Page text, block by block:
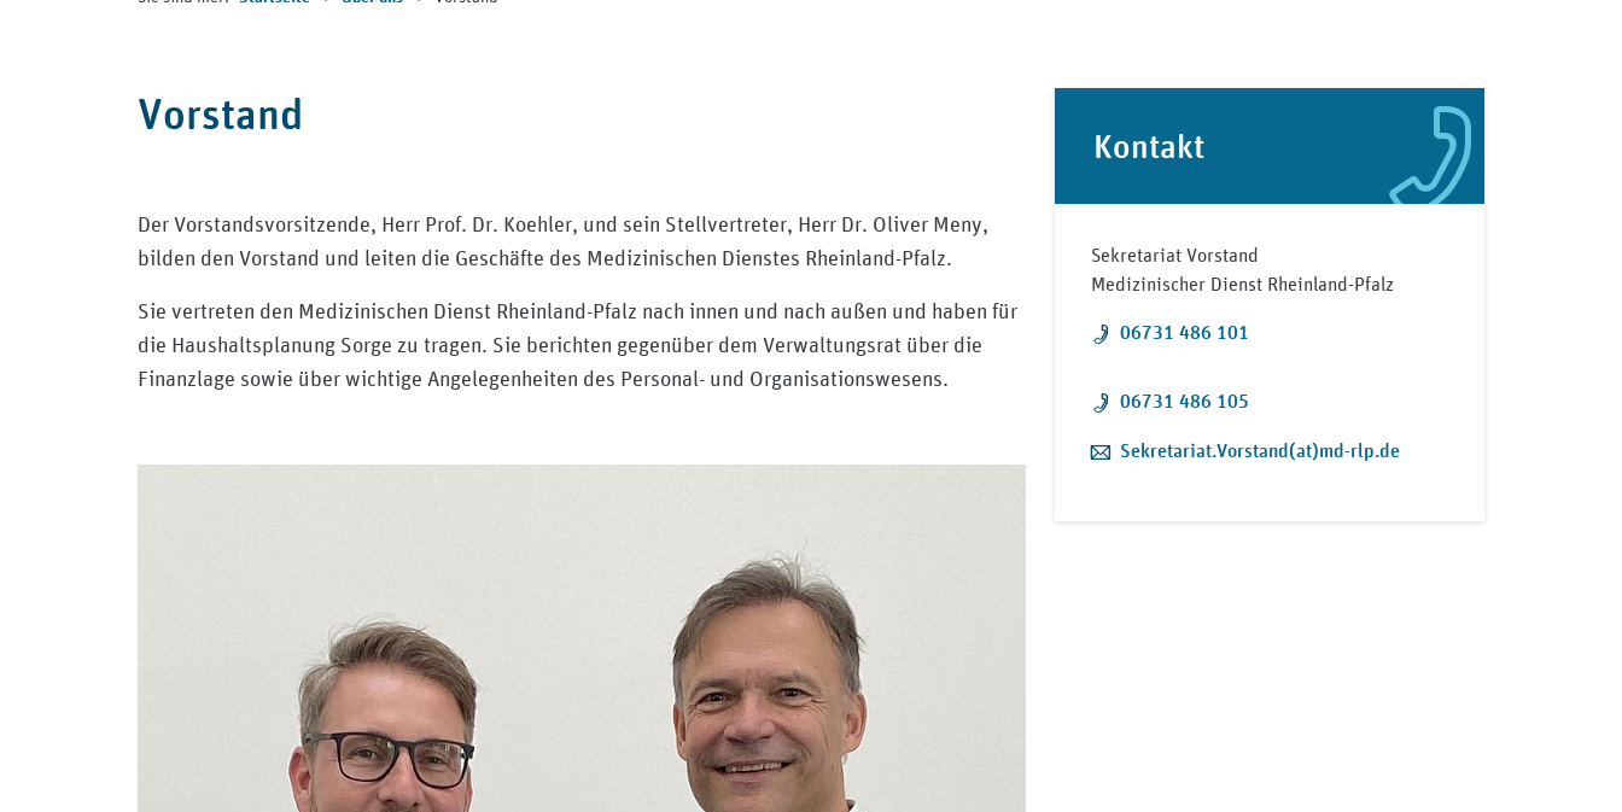
Vorstand
Der Vorstandsvorsitzende, Herr Prof. Dr. Koehler, und sein Stellvertreter, Herr Dr. Oliver Meny,
bilden den Vorstand und leiten die Geschäfte des Medizinischen Dienstes Rheinland-Pfalz.
Sie vertreten den Medizinischen Dienst Rheinland-Pfalz nach innen und nach außen und haben für
die Haushaltsplanung Sorge zu tragen. Sie berichten gegenüber dem Verwaltungsrat über die
Finanzlage sowie über wichtige Angelegenheiten des Personal- und Organisationswesens.
Kontakt
Sekretariat Vorstand
Medizinischer Dienst Rheinland-Pfalz
Telefon:
06731 486 101
Telefon:
06731 486 105
E-Mail:
Sekretariat.Vorstand(at)md-rlp.de